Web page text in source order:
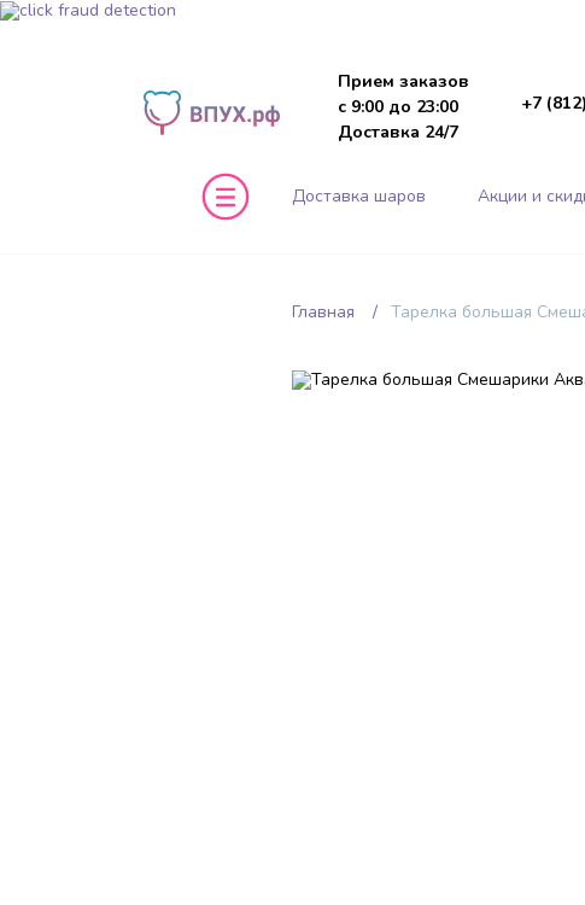
Прием заказов
с 9:00 до 23:00
Доставка 24/7
+7
Доставка шаров Акции и
Главная Тарелка большая